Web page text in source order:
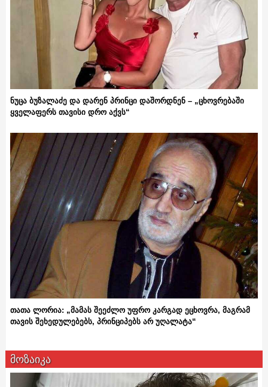
ნუცა ბუზალაძე და დარენ პრინცი დაშორდნენ – „ცხოვრებაში
ყველაფერს თავისი დრო აქვს“
თათა ლორია: „მამას შეეძლო უფრო კარგად ეცხოვრა, მაგრამ
თავის შეხედულებებს, პრინციპებს არ უღალატა“
მოზაიკა